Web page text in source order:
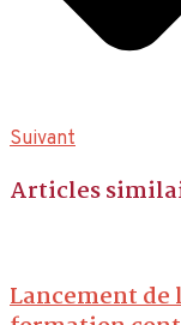
Suivant
Articles
Lancement de